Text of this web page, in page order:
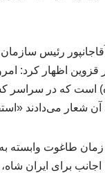
رئیس
مراسم راهپیمایی ۲۲ بهمن در
است که در سراسر
شعار می‌دادند
زمان طاغوت وابسته
اجانب برای ایران